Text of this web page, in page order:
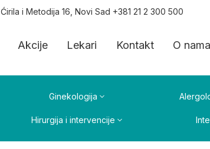
Ćirila i Metodija 16, Novi Sad +381 21 2 300 500
Akcije Lekari Kontakt O nama
Ginekologija
Hirurgija i intervencije